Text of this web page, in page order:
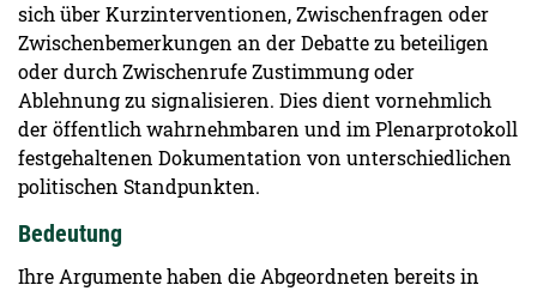
sich über Kurzinterventionen, Zwischenfragen oder
Zwischenbemerkungen an der Debatte zu beteiligen
oder durch Zwischenrufe Zustimmung oder
Ablehnung zu signalisieren. Dies dient vornehmlich
der öffentlich wahrnehmbaren und im Plenarprotokoll
festgehaltenen Dokumentation von unterschiedlichen
politischen Standpunkten.
Bedeutung
Ihre Argumente haben die Abgeordneten bereits in